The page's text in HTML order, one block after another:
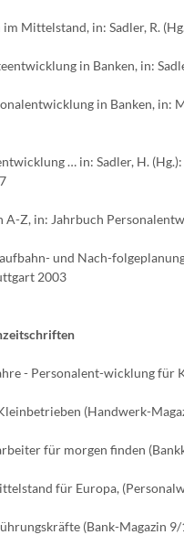
Mittelstand, in: Sadler, R.
in Banken, in:
in Banken, in:
… in: Sadler, H.
A-Z, in: Jahrbuch
und Nach-
2003
- Personalent-wicklung
(Handwerk-
für morgen finden
für Europa,
(Bank-Magazin